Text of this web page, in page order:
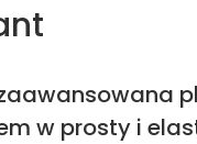
w prosty i